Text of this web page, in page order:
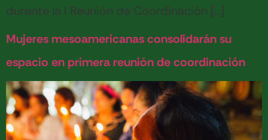
durante la I Reunión de Coordinación […]
Mujeres mesoamericanas consolidarán su
espacio en primera reunión de coordinación